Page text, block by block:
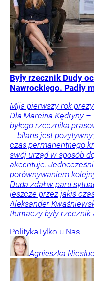
Były rzecznik Dudy
Nawrockiego. Padły
Mija pierwszy rok
Dla Marcina Kędryny
byłego rzecznika
– bilans jest
czas permanentnego
swój urząd w sposób
akcentuje.
porównywaniem
Duda zdał w paru
jeszcze przez jakiś
Aleksander
tłumaczy były rzecznik
PolitykaTylko u Nas
Agnieszka